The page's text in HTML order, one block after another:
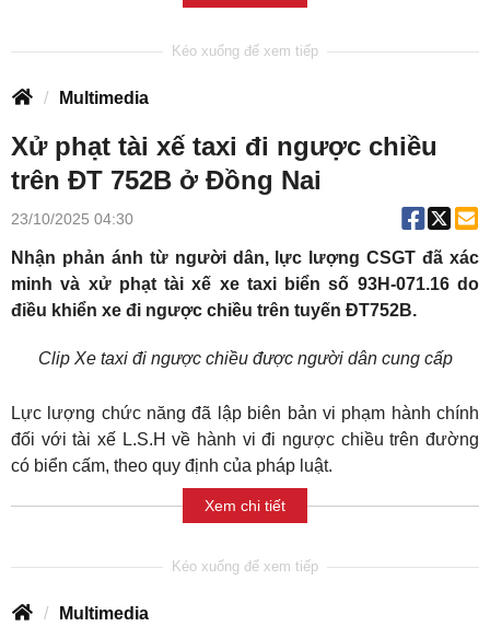
Multimedia
Xử phạt tài xế taxi đi ngược chiều
trên ĐT 752B ở Đồng Nai
23/10/2025 04:30
Nhận phản ánh từ người dân, lực lượng CSGT đã xác
minh và xử phạt tài xế xe taxi biển số 93H-071.16 do
điều khiển xe đi ngược chiều trên tuyến ĐT752B.
Clip Xe taxi đi ngược chiều được người dân cung cấp
Lực lượng chức năng đã lập biên bản vi phạm hành chính
đối với tài xế L.S.H về hành vi đi ngược chiều trên đường
có biển cấm, theo quy định của pháp luật.
Xem chi tiết
Multimedia